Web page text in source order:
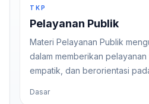
TKP
Pelayanan Publik
Materi Pelayanan Publik
dalam memberikan
empatik, dan berorientasi
Dasar